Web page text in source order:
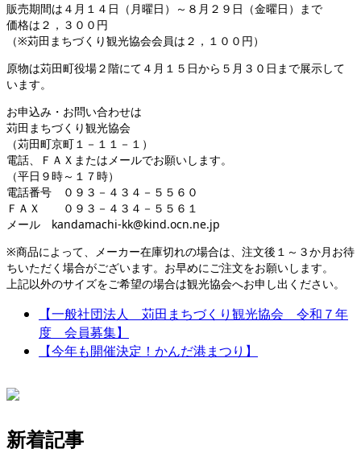
販売期間は４月１４日（月曜日）～８月２９日（金曜日）まで
価格は２，３００円
（※苅田まちづくり観光協会会員は２，１００円）
原物は苅田町役場２階にて４月１５日から５月３０日まで展示して
います。
お申込み・お問い合わせは
苅田まちづくり観光協会
（苅田町京町１－１１－１）
電話、ＦＡＸまたはメールでお願いします。
（平日９時～１７時）
電話番号 ０９３－４３４－５５６０
ＦＡＸ ０９３－４３４－５５６１
メール kandamachi-kk@kind.ocn.ne.jp
※商品によって、メーカー在庫切れの場合は、注文後１～３か月お待
ちいただく場合がございます。お早めにご注文をお願いします。
上記以外のサイズをご希望の場合は観光協会へお申し出ください。
【一般社団法人 苅田まちづくり観光協会 令和７年
度 会員募集】
【今年も開催決定！かんだ港まつり】
新着記事